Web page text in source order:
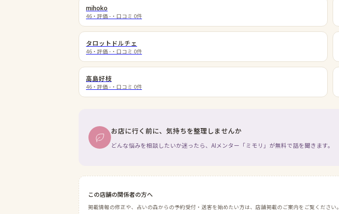
mihoko
46 ・評価 - ・口コミ 0件
タロットドルチェ
46 ・評価 - ・口コミ 0件
高島好枝
46 ・評価 - ・口コミ 0件
お店に行く前に、気持ちを整理しませんか
どんな悩みを相談したいか迷ったら、AIメンター「ミモリ」が無料で話を聞きます。
この店舗の関係者の方へ
掲載情報の修正や、占いの森からの予約受付・送客を始めたい方は、店舗掲載のご案内をご覧ください。